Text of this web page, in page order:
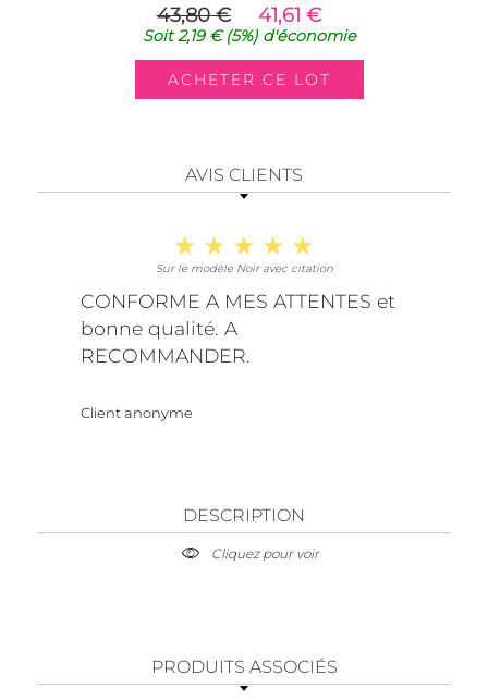
43,80 € 41,61 €
Soit2,19 €(5%) d'économie
AVIS CLIENTS
Sur le modèle Noir avec citation
CONFORME A MES ATTENTES et
bonne qualité. A
RECOMMANDER.
Client anonyme
DESCRIPTION
Cliquez pour voir
PRODUITS ASSOCIÉS